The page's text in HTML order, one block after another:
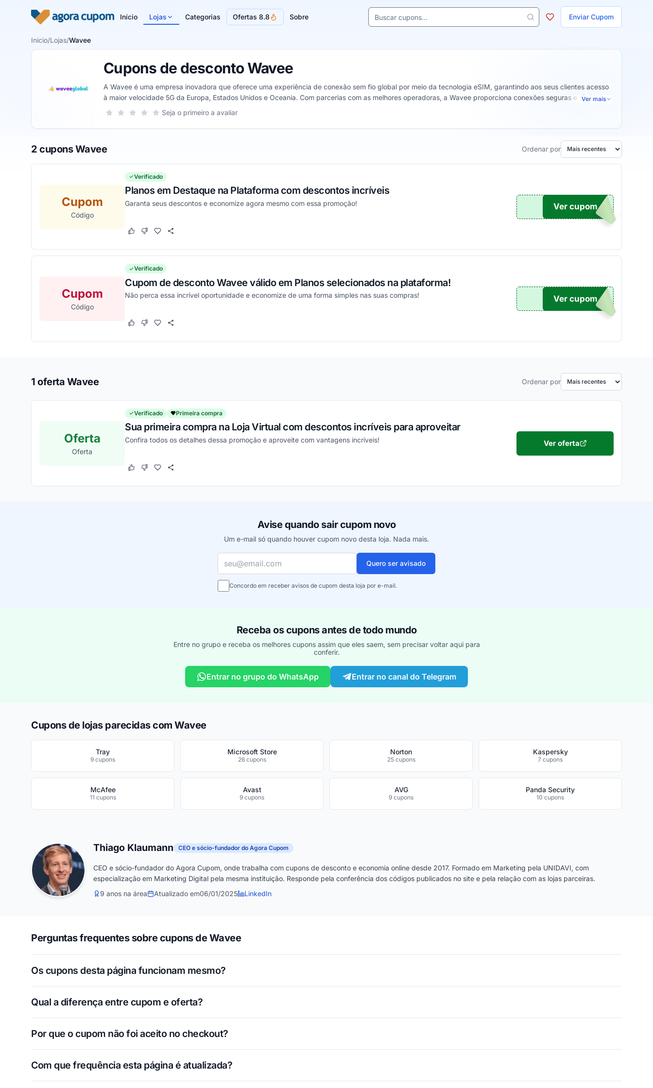
Início Lojas Categorias Ofertas 8.8 Sobre Enviar Cupom
Buscar cupons e lojas
Início/Lojas/Wavee
Cupons de desconto Wavee
A Wavee é uma empresa inovadora que oferece uma experiência de conexão sem fio global por meio da tecnologia eSIM, garantindo aos seus clientes acesso
à maior velocidade 5G da Europa, Estados Unidos e Oceania. Com parcerias com as melhores operadoras, a Wavee proporciona conexões seguras e rápidas,
além de um atendimento humanizado via WhatsApp. A empresa é ideal para viajantes, oferecendo planos de dados para quem busca explorar o mundo sem
preocupações com roaming.
Ver mais
Sua nota para Wavee, de 1 a 5 estrelas
5 estrelas
4 estrelas
3 estrelas
2 estrelas
1 estrela Seja o primeiro a avaliar
2 cupons Wavee Ordenar por
Cupom
Código
Verificado
Planos em Destaque na Plataforma com descontos incríveis
Garanta seus descontos e economize agora mesmo com essa promoção!
Este cupom funcionou
Este cupom não funcionou
TICO
Ver cupom
Cupom
Código
Verificado
Cupom de desconto Wavee válido em Planos selecionados na plataforma!
Não perca essa incrível oportunidade e economize de uma forma simples nas suas compras!
Este cupom funcionou
Este cupom não funcionou
TICO
Ver cupom
1 oferta Wavee Ordenar por
Oferta
Oferta
Verificado Primeira compra
Sua primeira compra na Loja Virtual com descontos incríveis para aproveitar
Confira todos os detalhes dessa promoção e aproveite com vantagens incríveis!
Este cupom funcionou
Este cupom não funcionou
Ver oferta
Avise quando sair cupom novo
Um e-mail só quando houver cupom novo desta loja. Nada mais.
Quero ser avisado
Concordo em receber avisos de cupom desta loja por e-mail.
Receba os cupons antes de todo mundo
Entre no grupo e receba os melhores cupons assim que eles saem, sem precisar voltar aqui para
conferir.
Entrar no grupo do WhatsApp Entrar no canal do Telegram
Cupons de lojas parecidas com Wavee
Tray
9 cupons
Microsoft Store
26 cupons
Norton
25 cupons
Kaspersky
7 cupons
McAfee
11 cupons
Avast
9 cupons
AVG
9 cupons
Panda Security
10 cupons
Thiago Klaumann CEO e sócio-fundador do Agora Cupom
CEO e sócio-fundador do Agora Cupom, onde trabalha com cupons de desconto e economia online desde 2017. Formado em Marketing pela UNIDAVI, com
especialização em Marketing Digital pela mesma instituição. Responde pela conferência dos códigos publicados no site e pela relação com as lojas parceiras.
9 anos na área
Atualizado em06/01/2025 LinkedIn
Perguntas frequentes sobre cupons de Wavee
Os cupons desta página funcionam mesmo?
Qual a diferença entre cupom e oferta?
Por que o cupom não foi aceito no checkout?
Com que frequência esta página é atualizada?